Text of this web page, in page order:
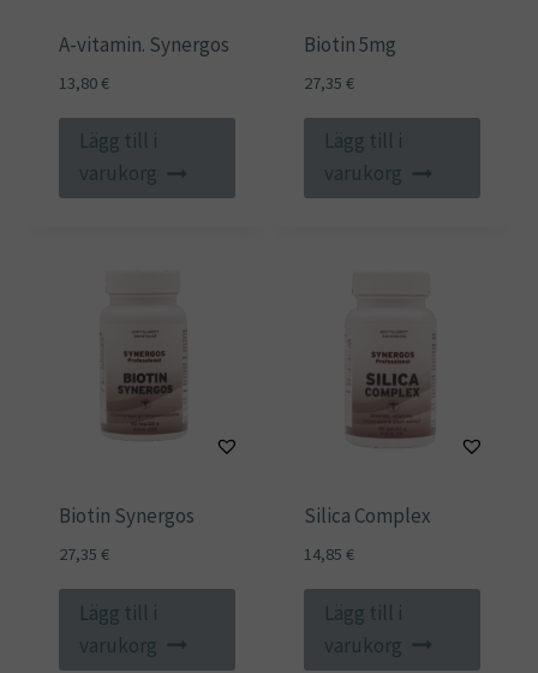
A-vitamin. Synergos
13,80€
Lägg till i
varukorg
Biotin 5mg
27,35 €
Lägg till i
varukorg
Biotin Synergos
27,35 €
Lägg till i
varukorg
Silica Complex
14,85 €
Lägg till i
varukorg